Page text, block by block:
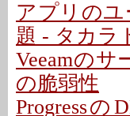
アプリの
題 - タカラ
Veeamの
の脆弱性
Progressの